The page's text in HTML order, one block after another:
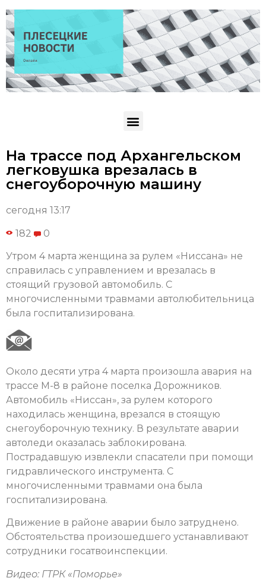
На трассе под Архангельском
легковушка врезалась в
снегоуборочную машину
сегодня 13:17
182 0
Утром 4 марта женщина за рулем «Ниссана» не
справилась с управлением и врезалась в
стоящий грузовой автомобиль. С
многочисленными травмами автолюбительница
была госпитализирована.
Около десяти утра 4 марта произошла авария на
трассе М-8 в районе поселка Дорожников.
Автомобиль «Ниссан», за рулем которого
находилась женщина, врезался в стоящую
снегоуборочную технику. В результате аварии
автоледи оказалась заблокирована.
Пострадавшую извлекли спасатели при помощи
гидравлического инструмента. С
многочисленными травмами она была
госпитализирована.
Движение в районе аварии было затруднено.
Обстоятельства произошедшего устанавливают
сотрудники госатвоинспекции.
Видео: ГТРК «Поморье»